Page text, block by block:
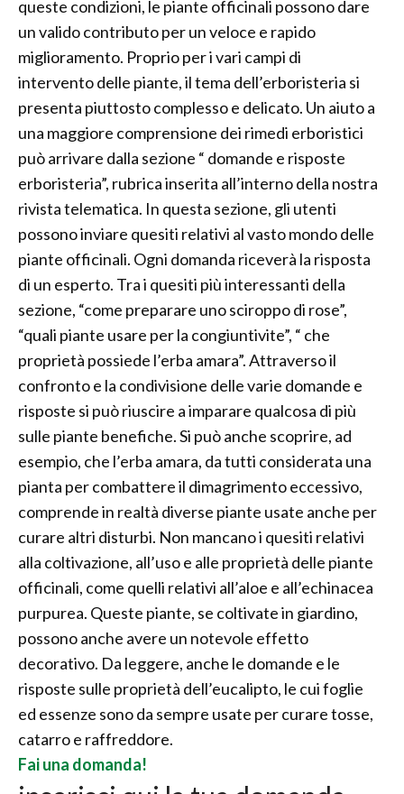
queste condizioni, le piante officinali possono dare
un valido contributo per un veloce e rapido
miglioramento. Proprio per i vari campi di
intervento delle piante, il tema dell’erboristeria si
presenta piuttosto complesso e delicato. Un aiuto a
una maggiore comprensione dei rimedi erboristici
può arrivare dalla sezione “ domande e risposte
erboristeria”, rubrica inserita all’interno della nostra
rivista telematica. In questa sezione, gli utenti
possono inviare quesiti relativi al vasto mondo delle
piante officinali. Ogni domanda riceverà la risposta
di un esperto. Tra i quesiti più interessanti della
sezione, “come preparare uno sciroppo di rose”,
“quali piante usare per la congiuntivite”, “ che
proprietà possiede l’erba amara”. Attraverso il
confronto e la condivisione delle varie domande e
risposte si può riuscire a imparare qualcosa di più
sulle piante benefiche. Si può anche scoprire, ad
esempio, che l’erba amara, da tutti considerata una
pianta per combattere il dimagrimento eccessivo,
comprende in realtà diverse piante usate anche per
curare altri disturbi. Non mancano i quesiti relativi
alla coltivazione, all’uso e alle proprietà delle piante
officinali, come quelli relativi all’aloe e all’echinacea
purpurea. Queste piante, se coltivate in giardino,
possono anche avere un notevole effetto
decorativo. Da leggere, anche le domande e le
risposte sulle proprietà dell’eucalipto, le cui foglie
ed essenze sono da sempre usate per curare tosse,
catarro e raffreddore.
Fai una domanda!